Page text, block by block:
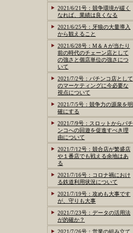
2021/6/21号：競争環境が緩く
なれば、業績は良くなる
2021/6/25号：牙狼の大量導入
から観えること
2021/6/28号：M＆Ａが当たり
前の時代のチェーン店として
の強さと個店単位の強さにつ
いて
2021/7/2号：パチンコ店として
のマーケティングに今必要な
視点について
2021/7/5号：競争力の源泉を明
確にする
2021/7/9号：スロットからパチ
ンコへの回遊を促進すべき理
由について
2021/7/12号：競合店が繁盛店
や１番店でも戦える余地はあ
る
2021/7/16号：コロナ禍におけ
る鉄道利用状況について
2021/7/19号：攻めも大事です
が、守りも大事
2021/7/23号：データの活用法
が的確か？
2021/7/26号：営業の組み立て